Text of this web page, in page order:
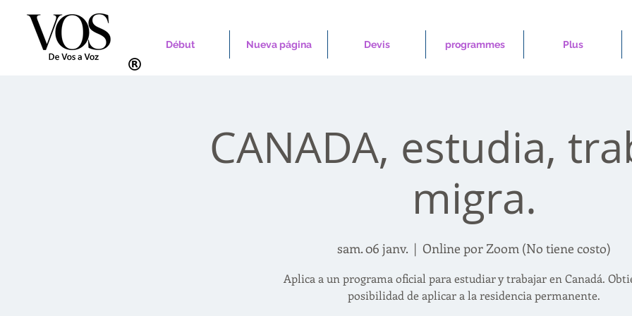
Début Nueva página Devis programmes Plus
CANADA, estudia,
migra.
sam. 06 janv.
  |
Online por Zoom (No tiene costo)
Aplica a un programa oficial para estudiar y trabajar en Canadá.
posibilidad de aplicar a la residencia permanente.